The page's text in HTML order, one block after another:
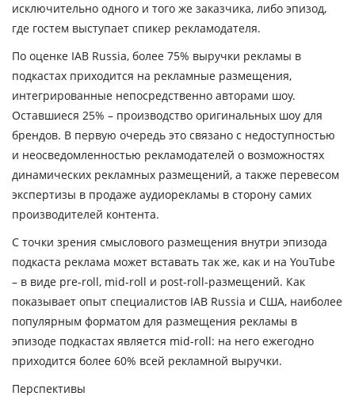
исключительно одного и того же заказчика, либо эпизод,
где гостем выступает спикер рекламодателя.
По оценке IAB Russia, более 75% выручки рекламы в
подкастах приходится на рекламные размещения,
интегрированные непосредственно авторами шоу.
Оставшиеся 25% – производство оригинальных шоу для
брендов. В первую очередь это связано с недоступностью
и неосведомленностью рекламодателей о возможностях
динамических рекламных размещений, а также перевесом
экспертизы в продаже аудиорекламы в сторону самих
производителей контента.
С точки зрения смыслового размещения внутри эпизода
подкаста реклама может вставать так же, как и на YouTube
– в виде pre-roll, mid-roll и post-roll-размещений. Как
показывает опыт специалистов IAB Russia и США, наиболее
популярным форматом для размещения рекламы в
эпизоде подкастах является mid-roll: на него ежегодно
приходится более 60% всей рекламной выручки.
Перспективы